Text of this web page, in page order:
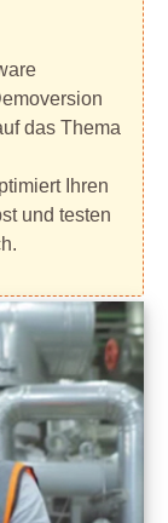
das Thema
Ihren
und testen